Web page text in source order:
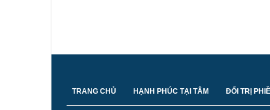
TRANG CHỦ HẠNH PHÚC TẠI TÂM ĐỐI TRỊ